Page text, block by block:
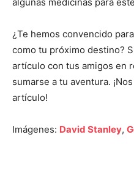
¿Te hemos convencido
como tu próximo destino?
artículo con tus amigos en
sumarse a tu aventura.
artículo!
Imágenes: David Stanley,